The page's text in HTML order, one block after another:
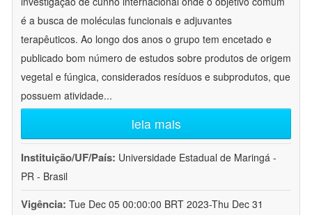
é a busca de moléculas funcionais e adjuvantes
terapêuticos. Ao longo dos anos o grupo tem encetado e
publicado bom número de estudos sobre produtos de origem
vegetal e fúngica, considerados resíduos e subprodutos, que
possuem atividade...
leia mais
Instituição/UF/País: Universidade Estadual de Maringá -
PR - Brasil
Vigência: Tue Dec 05 00:00:00 BRT 2023-Thu Dec 31